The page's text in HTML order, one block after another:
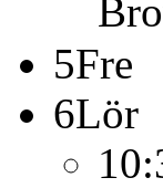
5Fre
6Lör